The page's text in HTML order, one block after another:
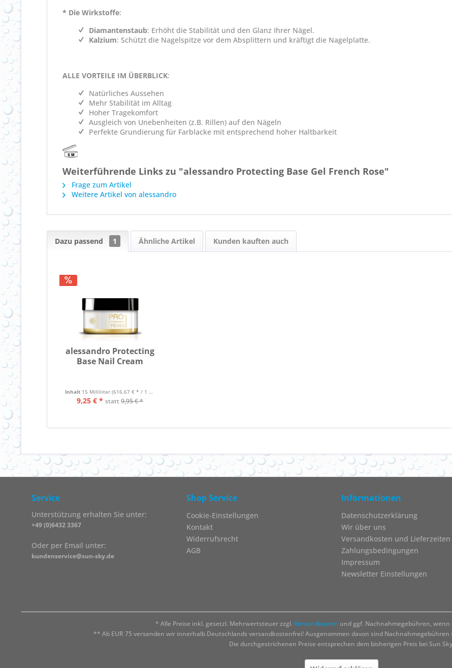
* Die Wirkstoffe:
Diamantenstaub: Erhöht die Stabilität und den Glanz Ihrer Nägel.
Kalzium: Schützt die Nagelspitze vor dem Absplittern und kräftigt die Nagelplatte.
ALLE VORTEILE IM ÜBERBLICK:
Natürliches Aussehen
Mehr Stabilität im Alltag
Hoher Tragekomfort
Ausgleich von Unebenheiten (z.B. Rillen) auf den Nägeln
Perfekte Grundierung für Farblacke mit entsprechend hoher Haltbarkeit
Weiterführende Links zu "alessandro Protecting Base Gel French Rose"
Frage zum Artikel
Weitere Artikel von alessandro
Dazu passend 1 Ähnliche Artikel Kunden kauften auch
alessandro Protecting
Base Nail Cream
Inhalt 15 Milliliter (616,67 € * / 1 Liter)
9,25 € * statt9,95 € *
Service
Unterstützung erhalten Sie unter:
+49 (0)6432 3367
Oder per Email unter:
kundenservice@sun-sky.de
Shop Service
Cookie-Einstellungen
Kontakt
Widerrufsrecht
AGB
Informationen
Datenschutzerklärung
Wir über uns
Versandkosten und Lieferzeiten
Zahlungsbedingungen
Impressum
Newsletter Einstellungen
* Alle Preise inkl. gesetzl. Mehrwertsteuer zzgl. Versandkosten und ggf. Nachnahmegebühren,
** Ab EUR 75 versenden wir innerhalb Deutschlands versandkostenfrei! Ausgenommen davon sind
Die durchgestrichenen Preise entsprechen dem bisherigen Preis bei Sun